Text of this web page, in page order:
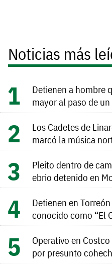
Noticias más
Detienen a hombre
mayor al paso de
Los Cadetes de
marcó la música
Pleito dentro de
ebrio detenido en
Detienen en Torreón
conocido como “El
Operativo en
por presunto